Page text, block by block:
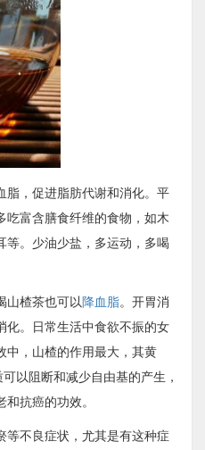
脂，促进脂肪代谢和消化。平
吃富含膳食纤维的食物，如木
等。少油少盐，多运动，多喝
山楂茶也可以降血脂。开胃消
化。日常生活中食欲不振的女
中，山楂的作用最大，其黄
以阻断和减少自由基的产生，
抗癌的功效。
等不良症状，尤其是有这种症